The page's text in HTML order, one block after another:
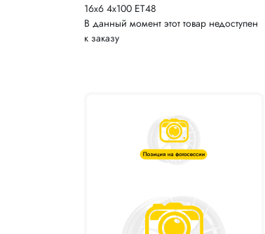
16x6 4x100 ET48
В данный момент этот товар недоступен
к заказу